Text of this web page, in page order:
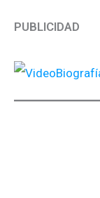
PUBLICIDAD